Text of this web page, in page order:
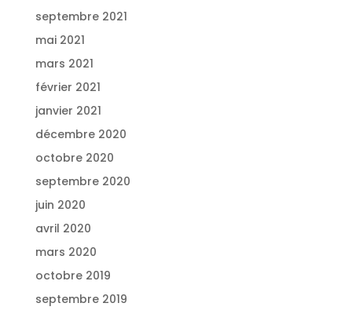
septembre 2021
mai 2021
mars 2021
février 2021
janvier 2021
décembre 2020
octobre 2020
septembre 2020
juin 2020
avril 2020
mars 2020
octobre 2019
septembre 2019